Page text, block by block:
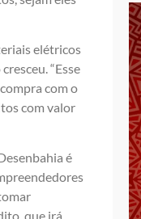
elétricos
“Esse
com o
com valor
é
que irá